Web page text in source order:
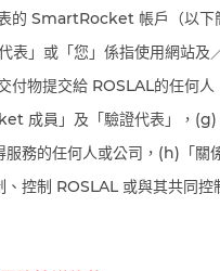
的 SmartRocket 帳戶（以下
表」或「您」係指使用網站及
付物提交給 ROSLAL的任何人
成員」及「驗證代表」，(g)
務的任何人或公司，(h)「關
控制 ROSLAL 或與其共同控